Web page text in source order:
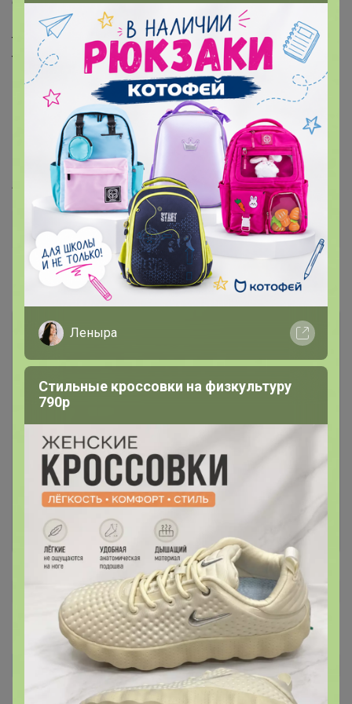
использовать отбеливатель Ручная стирка при
температуре 30° Гладить при минимальной
температуре Химчистка недопустима
Цвет: стирка средняя Состав: 99%Хлопок, 1%Эластан
Материал: Blue denim 007 str. Вес материала: 12.1 Фит:
Mom fit Талия спереди: высокая Талия сзади: высокая
Ширина колена: 20,5см Ширина низа: 16см ID: 133546
Артикул 19752 (133546)
Дополнительная информация
Комментарии 11
Чтобы написать комментарий необходимо
авторизоваться на сайте!
Это займет меньше минуты
Войти Зарегистрироваться
Анастасия Шевырева Автор уже получил заказ!
Леныра
Стильные кроссовки на физкультуру
790р